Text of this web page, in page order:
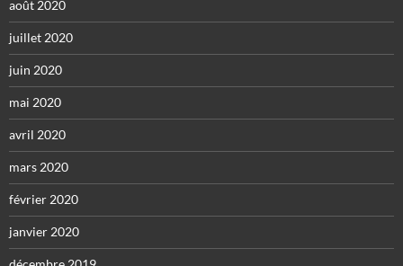
août 2020
juillet 2020
juin 2020
mai 2020
avril 2020
mars 2020
février 2020
janvier 2020